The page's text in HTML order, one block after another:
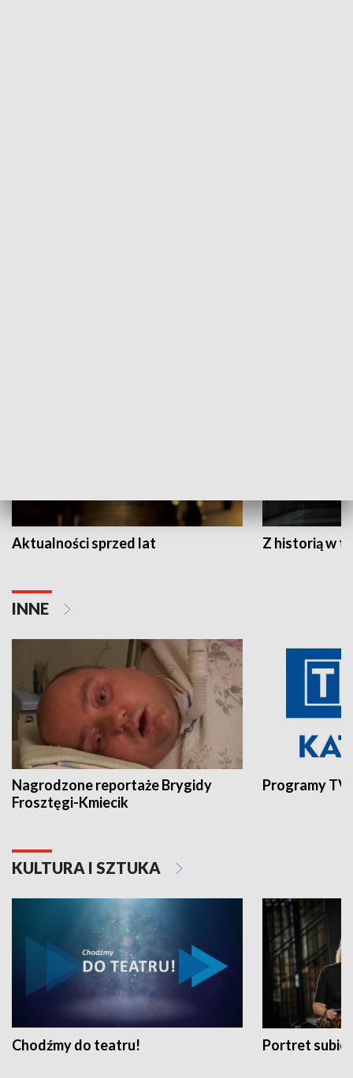
Aktualności sprzed lat Z historią w
INNE
Nagrodzone reportaże Brygidy
Frosztęgi-Kmiecik
Programy
KULTURA I SZTUKA
Chodźmy do teatru! Portret